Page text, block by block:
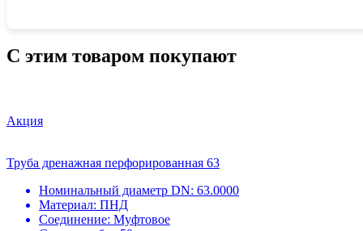
С этим товаром покупают
Акция
Труба дренажная перфорированная 63
Номинальный диаметр DN: 63.0000
Материал: ПНД
Соединение: Муфтовое